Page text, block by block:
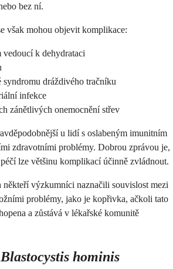
bez ní.
však mohou objevit komplikace:
k dehydrataci
syndromu dráždivého tračníku
infekce
zánětlivých onemocnění střev
u lidí s oslabeným imunitním
zdravotními problémy. Dobrou zprávou je,
lze většinu komplikací účinně zvládnout.
výzkumníci naznačili souvislost mezi
problémy, jako je kopřivka, ačkoli tato
a zůstává v lékařské komunitě
Blastocystis hominis